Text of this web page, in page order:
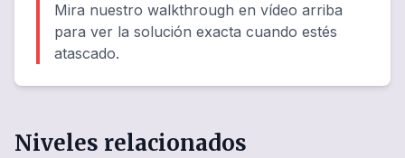
Mira nuestro walkthrough en vídeo arriba
para ver la solución exacta cuando estés
atascado.
Niveles relacionados